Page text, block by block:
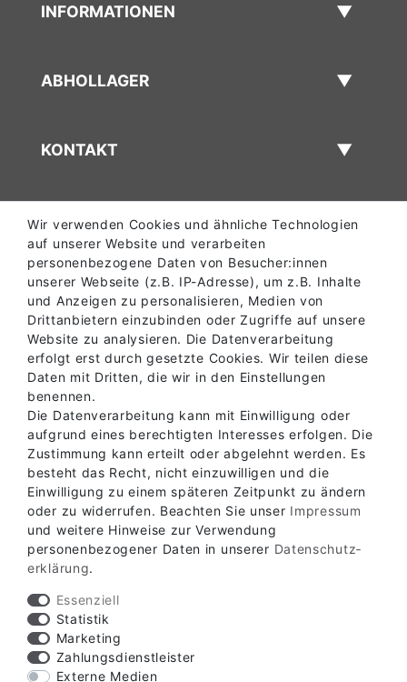
INFORMATIONEN
ABHOLLAGER
KONTAKT
Verfügbare Zahlungsarten
Verfügbare Versandarten
Wir verwenden Cookies und ähnliche Technologien
auf unserer Website und verarbeiten
personenbezogene Daten von Besucher:innen
unserer Webseite (z.B. IP-Adresse), um z.B. Inhalte
und Anzeigen zu personalisieren, Medien von
Drittanbietern einzubinden oder Zugriffe auf unsere
Website zu analysieren. Die Datenverarbeitung
erfolgt erst durch gesetzte Cookies. Wir teilen diese
Daten mit Dritten, die wir in den Einstellungen
benennen.
Die Datenverarbeitung kann mit Einwilligung oder
aufgrund eines berechtigten Interesses erfolgen. Die
Zustimmung kann erteilt oder abgelehnt werden. Es
besteht das Recht, nicht einzuwilligen und die
Einwilligung zu einem späteren Zeitpunkt zu ändern
oder zu widerrufen. Beachten Sie unser Impressum
und weitere Hinweise zur Verwendung
personenbezogener Daten in unserer Daten­schutz­
erklärung.
Essenziell
Statistik
Marketing
Zahlungsdienstleister
Externe Medien